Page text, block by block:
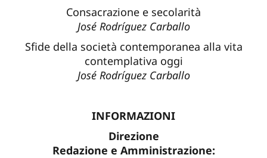
Consacrazione e secolarità
José Rodríguez Carballo
Sfide della società contemporanea alla vita
contemplativa oggi
José Rodríguez Carballo
INFORMAZIONI
Direzione
Redazione e Amministrazione: